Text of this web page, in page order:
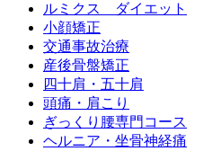
ルミクス ダイエット
小顔矯正
交通事故治療
産後骨盤矯正
四十肩・五十肩
頭痛・肩こり
ぎっくり腰専門コース
ヘルニア・坐骨神経痛